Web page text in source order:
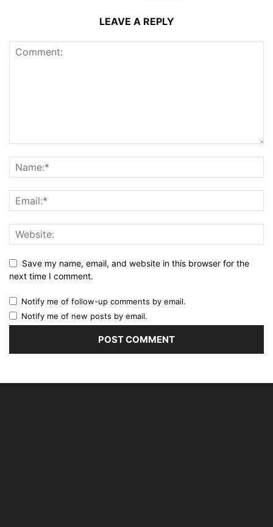
LEAVE A REPLY
Save my name, email, and website in this browser for the
next time I comment.
Notify me of follow-up comments by email.
Notify me of new posts by email.